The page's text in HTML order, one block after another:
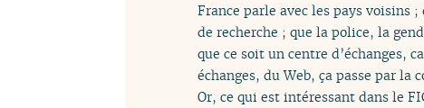
France parle avec les pays voisins
de recherche ; que la police, la
que ce soit un centre d’échanges,
échanges, du Web, ça passe par la
Or, ce qui est intéressant dans le